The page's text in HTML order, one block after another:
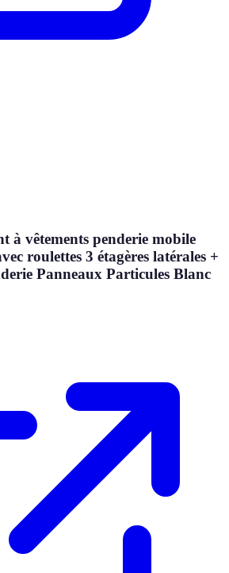
vêtements penderie mobile
roulettes 3 étagères latérales +
Panneaux Particules Blanc